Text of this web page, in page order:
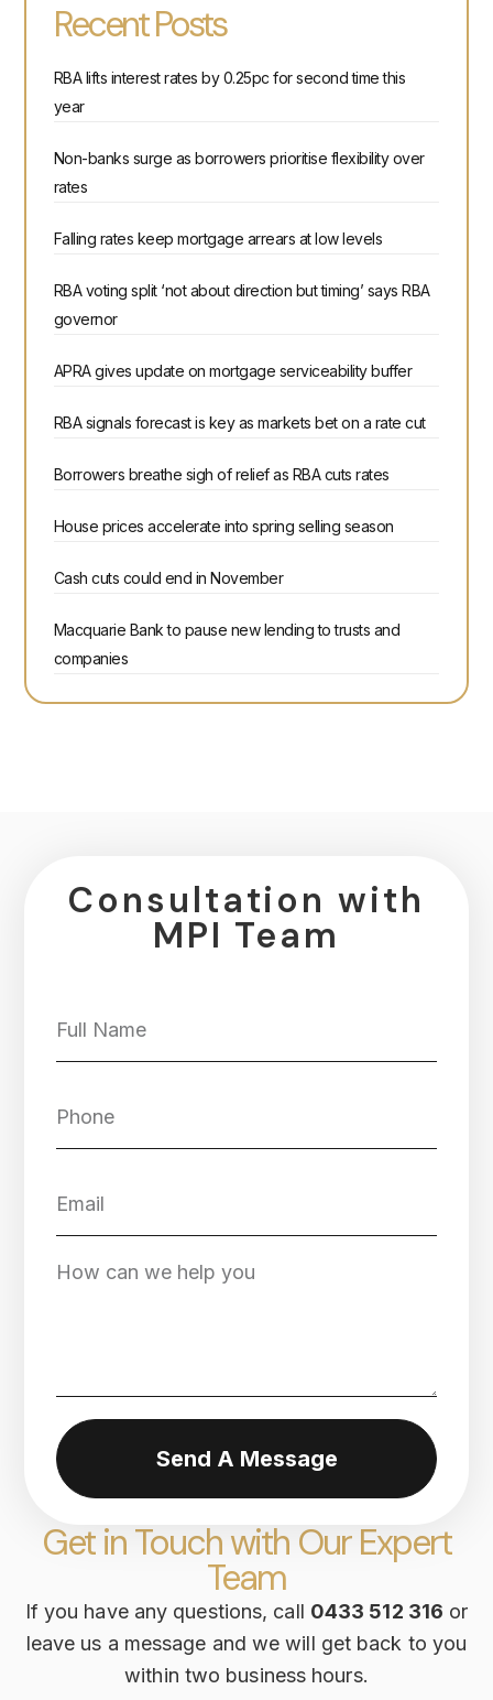
Recent Posts
RBA lifts interest rates by 0.25pc for second time this
year
Non-banks surge as borrowers prioritise flexibility over
rates
Falling rates keep mortgage arrears at low levels
RBA voting split ‘not about direction but timing’ says RBA
governor
APRA gives update on mortgage serviceability buffer
RBA signals forecast is key as markets bet on a rate cut
Borrowers breathe sigh of relief as RBA cuts rates
House prices accelerate into spring selling season
Cash cuts could end in November
Macquarie Bank to pause new lending to trusts and
companies
Get in Touch with Our Expert
Team
If you have any questions, call 0433 512 316 or
leave us a message and we will get back to you
within two business hours.
Consultation with
MPI Team
Send A Message